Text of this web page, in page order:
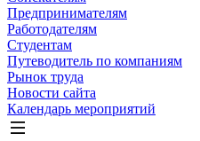
Предпринимателям
Работодателям
Студентам
Путеводитель по компаниям
Рынок труда
Новости сайта
Календарь мероприятий